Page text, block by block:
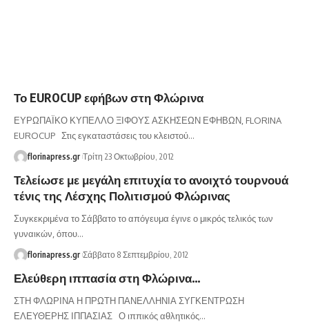
Το EUROCUP εφήβων στη Φλώρινα
ΕΥΡΩΠΑΪΚΟ ΚΥΠΕΛΛΟ ΞΙΦΟΥΣ ΑΣΚΗΣΕΩΝ ΕΦΗΒΩΝ, FLORINA
EUROCUP Στις εγκαταστάσεις του κλειστού…
florinapress.gr Τρίτη 23 Οκτωβρίου, 2012
Τελείωσε με μεγάλη επιτυχία το ανοιχτό τουρνουά
τένις της Λέσχης Πολιτισμού Φλώρινας
Συγκεκριμένα το Σάββατο το απόγευμα έγινε ο μικρός τελικός των
γυναικών, όπου…
florinapress.gr Σάββατο 8 Σεπτεμβρίου, 2012
Ελεύθερη ιππασία στη Φλώρινα…
ΣΤΗ ΦΛΩΡΙΝΑ Η ΠΡΩΤΗ ΠΑΝΕΛΛΗΝΙΑ ΣΥΓΚΕΝΤΡΩΣΗ
ΕΛΕΥΘΕΡΗΣ ΙΠΠΑΣΙΑΣ Ο ιππικός αθλητικός…